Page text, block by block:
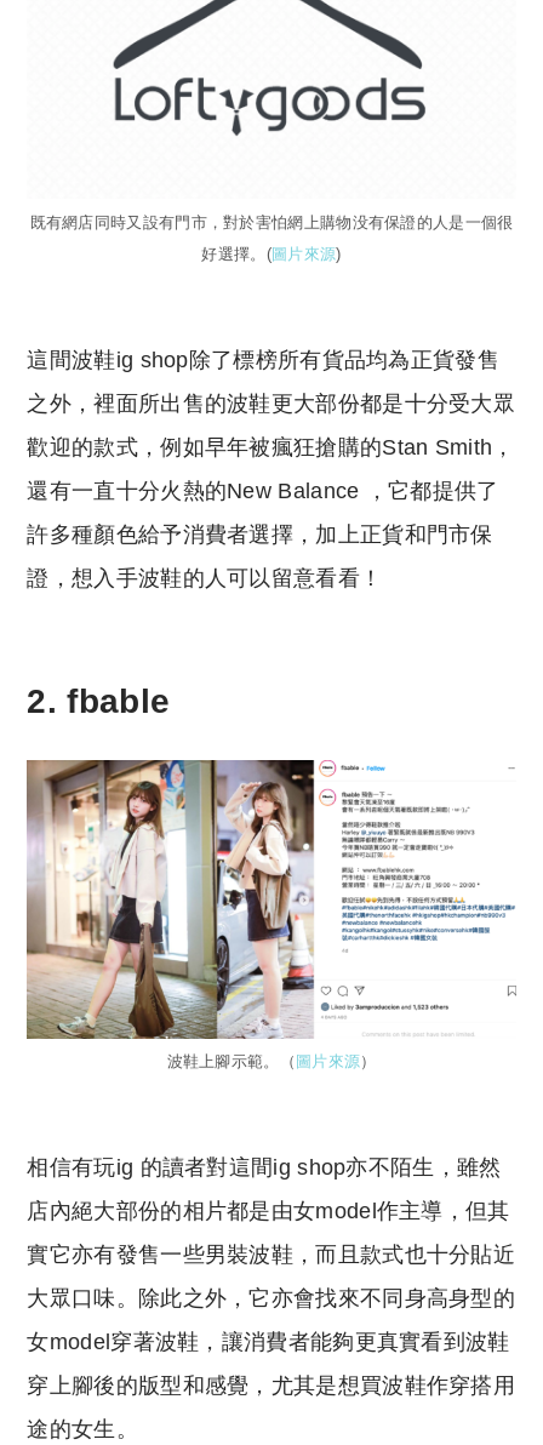
既有網店同時又設有門市，對於害怕網上購物没有保證的人是一個很
好選擇。(圖片來源)
這間波鞋ig shop除了標榜所有貨品均為正貨發售
之外，裡面所出售的波鞋更大部份都是十分受大眾
歡迎的款式，例如早年被瘋狂搶購的Stan Smith，
還有一直十分火熱的New Balance ，它都提供了
許多種顏色給予消費者選擇，加上正貨和門市保
證，想入手波鞋的人可以留意看看！
2. fbable
波鞋上腳示範。（ 圖片來源）
相信有玩ig 的讀者對這間ig shop亦不陌生，雖然
店內絕大部份的相片都是由女model作主導，但其
實它亦有發售一些男裝波鞋，而且款式也十分貼近
大眾口味。除此之外，它亦會找來不同身高身型的
女model穿著波鞋，讓消費者能夠更真實看到波鞋
穿上腳後的版型和感覺，尤其是想買波鞋作穿搭用
途的女生。